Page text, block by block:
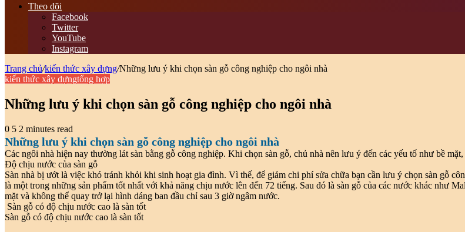
viết
ngẫu
nhiên
Theo dõi
Facebook
Twitter
YouTube
Instagram
Trang chủ/kiến thức xây dựng/Những lưu ý khi chọn sàn gỗ công nghiệp cho ngôi nhà
kiến thức xây dựngtổng hợp
Những lưu ý khi chọn sàn gỗ công nghiệp cho ngôi nhà
0 5 2 minutes read
Những lưu ý khi chọn sàn gỗ công nghiệp cho ngôi nhà
Các ngôi nhà hiện nay thường lát sàn bằng gỗ công nghiệp. Khi chọn sàn gỗ, chủ nhà nên lưu ý đến các yếu tố như bề
Độ chịu nước của sàn gỗ
Sàn nhà bị ướt là việc khó tránh khỏi khi sinh hoạt gia đình. Vì thế, để giảm chi phí sửa chữa bạn cần lưu ý chọn sàn gỗ
là một trong những sản phẩm tốt nhất với khả năng chịu nước lên đến 72 tiếng. Sau đó là sàn gỗ của các nước khác như
mặt và không thể quay trở lại hình dáng ban đầu chỉ sau 3 giờ ngâm nước.
Sàn gỗ có độ chịu nước cao là sàn tốt
Sàn gỗ có độ chịu nước cao là sàn tốt